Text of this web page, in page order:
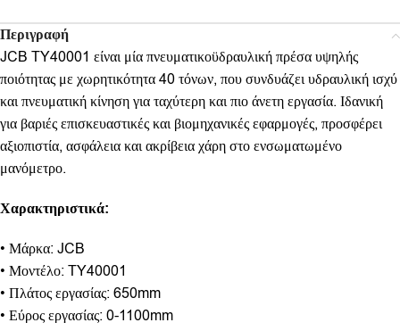
Περιγραφή
JCB TY40001 είναι μία πνευματικοϋδραυλική πρέσα υψηλής
ποιότητας με χωρητικότητα 40 τόνων, που συνδυάζει υδραυλική ισχύ
και πνευματική κίνηση για ταχύτερη και πιο άνετη εργασία. Ιδανική
για βαριές επισκευαστικές και βιομηχανικές εφαρμογές, προσφέρει
αξιοπιστία, ασφάλεια και ακρίβεια χάρη στο ενσωματωμένο
μανόμετρο.
Χαρακτηριστικά:
• Μάρκα: JCB
• Μοντέλο: TY40001
• Πλάτος εργασίας: 650mm
• Εύρος εργασίας: 0-1100mm